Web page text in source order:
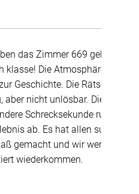
669 gebucht,
Atmosphäre
Die Rätsel sind
unlösbar. Die ein
rundete
hat allen super
und wir werden